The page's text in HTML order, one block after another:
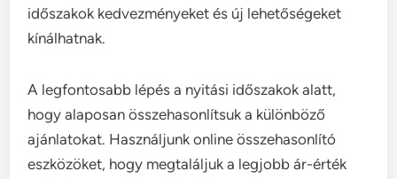
időszakok kedvezményeket és új lehetőségeket
kínálhatnak.
A legfontosabb lépés a nyitási időszakok alatt,
hogy alaposan összehasonlítsuk a különböző
ajánlatokat. Használjunk online összehasonlító
eszközöket, hogy megtaláljuk a legjobb ár-érték